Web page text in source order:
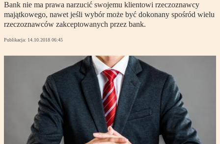
Bank nie ma prawa narzucić swojemu klientowi rzeczoznawcy
majątkowego, nawet jeśli wybór może być dokonany spośród wielu
rzeczoznawców zakceptowanych przez bank.
Publikacja: 14.10.2018 06:45